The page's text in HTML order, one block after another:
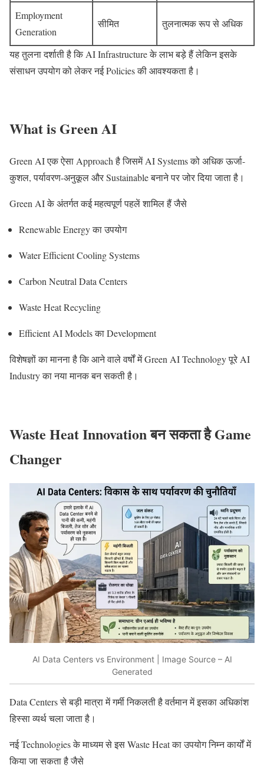
Employment
Generation
सीमित तुलनात्मक रूप से अधिक
यह तुलना दर्शाती है कि AI Infrastructure के लाभ बड़े हैं लेकिन इसके
संसाधन उपयोग को लेकर नई Policies की आवश्यकता है।
What is Green AI
Green AI एक ऐसा Approach है जिसमें AI Systems को अधिक ऊर्जा-
कुशल, पर्यावरण-अनुकूल और Sustainable बनाने पर जोर दिया जाता है।
Green AI के अंतर्गत कई महत्वपूर्ण पहलें शामिल हैं जैसे
Renewable Energy का उपयोग
Water Efficient Cooling Systems
Carbon Neutral Data Centers
Waste Heat Recycling
Efficient AI Models का Development
विशेषज्ञों का मानना है कि आने वाले वर्षों में Green AI Technology पूरे AI
Industry का नया मानक बन सकती है।
Waste Heat Innovation बन सकता है Game
Changer
AI Data Centers vs Environment | Image Source – AI
Generated
Data Centers से बड़ी मात्रा में गर्मी निकलती है वर्तमान में इसका अधिकांश
हिस्सा व्यर्थ चला जाता है।
नई Technologies के माध्यम से इस Waste Heat का उपयोग निम्न कार्यों में
किया जा सकता है जैसे